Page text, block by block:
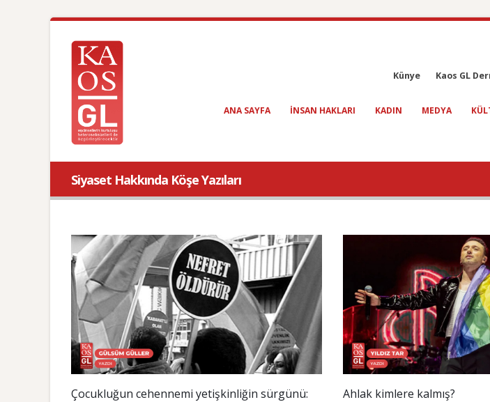
Künye Kaos GL
ANA SAYFA INSAN HAKLARI KADIN MEDYA
Siyaset Hakkında Köşe Yazıları
Çocukluğun cehennemi yetişkinliğin sürgünü:
Ahlak kimlere kalmış?